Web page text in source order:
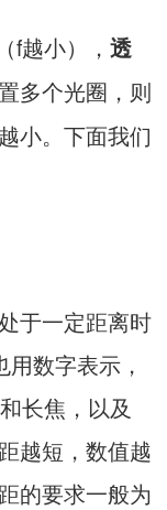
f越小）， 透
多个光圈，则
小。下面我们
于一定距离时
数字表示，
长焦，以及
越短，数值越
的要求一般为